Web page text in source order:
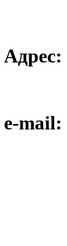
Адрес:
e-mail: